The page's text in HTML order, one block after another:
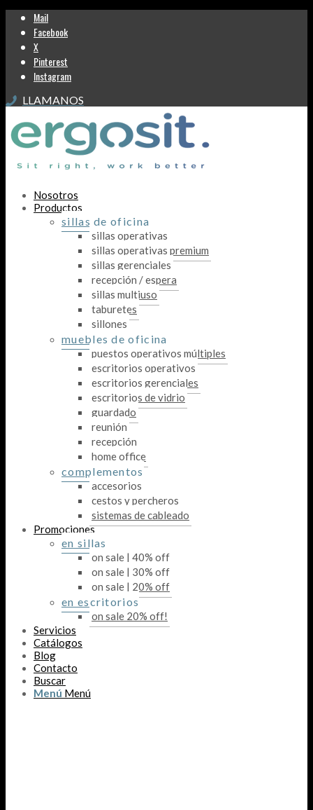
Mail
Facebook
X
Pinterest
Instagram
LLAMANOS
Nosotros
Productos
sillas de oficina
sillas operativas
sillas operativas premium
sillas gerenciales
recepción / espera
sillas multiuso
taburetes
sillones
muebles de oficina
puestos operativos múltiples
escritorios operativos
escritorios gerenciales
escritorios de vidrio
guardado
reunión
recepción
home office
complementos
accesorios
cestos y percheros
sistemas de cableado
Promociones
en sillas
on sale | 40% off
on sale | 30% off
on sale | 20% off
en escritorios
on sale 20% off!
Servicios
Catálogos
Blog
Contacto
Buscar
Menú Menú